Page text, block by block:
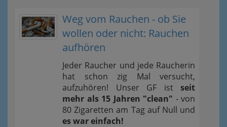
Weg vom Rauchen - ob Sie
wollen oder nicht: Rauchen
aufhören
Jeder Raucher und jede Raucherin
hat schon zig Mal versucht,
aufzuhören! Unser GF ist seit
mehr als 15 Jahren "clean" - von
80 Zigaretten am Tag auf Null und
es war einfach!